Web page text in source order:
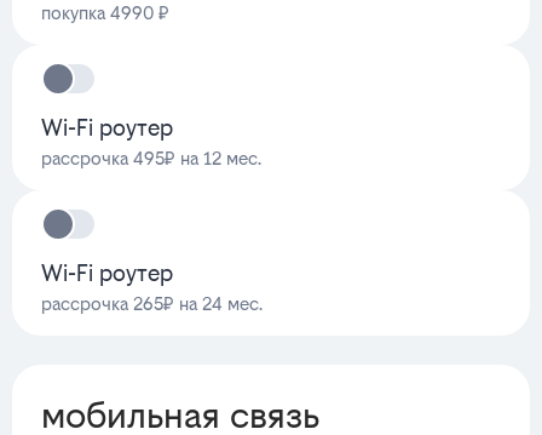
покупка 4990 ₽
Wi-Fi роутер
рассрочка 495₽ на 12 мес.
Wi-Fi роутер
рассрочка 265₽ на 24 мес.
мобильная связь